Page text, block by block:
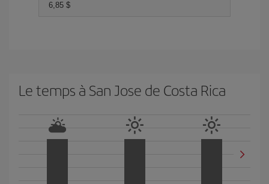
6,85 $
Le temps à San Jose de Costa Rica